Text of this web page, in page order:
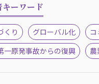
ーワード
くり グローバル化 コ
一原発事故からの復興